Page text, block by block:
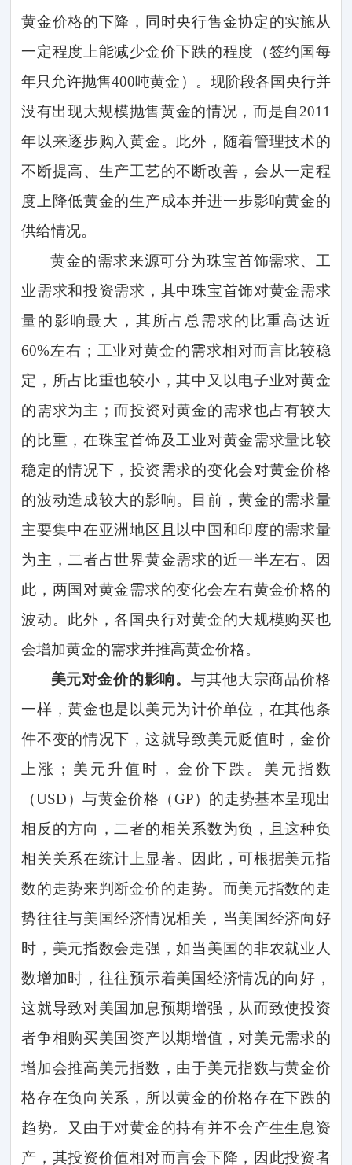
黄金价格的下降，同时央行售金协定的实施从
一定程度上能减少金价下跌的程度（签约国每
年只允许抛售400吨黄金）。现阶段各国央行并
没有出现大规模抛售黄金的情况，而是自 2011
年以来逐步购入黄金。此外，随着管理技术的
不断提高、生产工艺的不断改善，会从一定程
度上降低黄金的生产成本并进一步影响黄金的
供给情况。
黄金的需求来源可分为珠宝首饰需求、工
业需求和投资需求，其中珠宝首饰对黄金需求
量的影响最大，其所占总需求的比重高达近
60%左右；工业对黄金的需求相对而言比较稳
定，所占比重也较小，其中又以电子业对黄金
的需求为主；而投资对黄金的需求也占有较大
的比重，在珠宝首饰及工业对黄金需求量比较
稳定的情况下，投资需求的变化会对黄金价格
的波动造成较大的影响。目前，黄金的需求量
主要集中在亚洲地区且以中国和印度的需求量
为主，二者占世界黄金需求的近一半左右。因
此，两国对黄金需求的变化会左右黄金价格的
波动。此外，各国央行对黄金的大规模购买也
会增加黄金的需求并推高黄金价格。
美元对金价的影响。与其他大宗商品价格
一样，黄金也是以美元为计价单位，在其他条
件不变的情况下，这就导致美元贬值时，金价
上涨；美元升值时，金价下跌。美元指数
（USD ）与黄金价格（GP）的走势基本呈现出
相反的方向，二者的相关系数为负，且这种负
相关关系在统计上显著。因此，可根据美元指
数的走势来判断金价的走势。而美元指数的走
势往往与美国经济情况相关，当美国经济向好
时，美元指数会走强，如当美国的非农就业人
数增加时，往往预示着美国经济情况的向好，
这就导致对美国加息预期增强，从而致使投资
者争相购买美国资产以期增值，对美元需求的
增加会推高美元指数，由于美元指数与黄金价
格存在负向关系，所以黄金的价格存在下跌的
趋势。又由于对黄金的持有并不会产生生息资
产，其投资价值相对而言会下降，因此投资者